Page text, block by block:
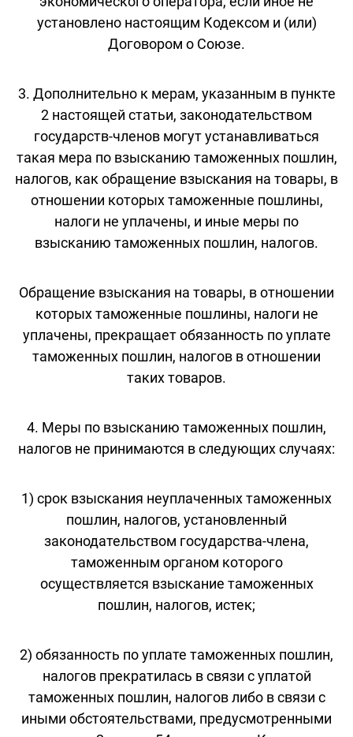
установлено настоящим Кодексом и (или)
Договором о Союзе.
3. Дополнительно к мерам, указанным в пункте
2 настоящей статьи, законодательством
государств-членов могут устанавливаться
такая мера по взысканию таможенных пошлин,
налогов, как обращение взыскания на товары, в
отношении которых таможенные пошлины,
налоги не уплачены, и иные меры по
взысканию таможенных пошлин, налогов.
Обращение взыскания на товары, в отношении
которых таможенные пошлины, налоги не
уплачены, прекращает обязанность по уплате
таможенных пошлин, налогов в отношении
таких товаров.
4. Меры по взысканию таможенных пошлин,
налогов не принимаются в следующих случаях:
1) срок взыскания неуплаченных таможенных
пошлин, налогов, установленный
законодательством государства-члена,
таможенным органом которого
осуществляется взыскание таможенных
пошлин, налогов, истек;
2) обязанность по уплате таможенных пошлин,
налогов прекратилась в связи с уплатой
таможенных пошлин, налогов либо в связи с
иными обстоятельствами, предусмотренными